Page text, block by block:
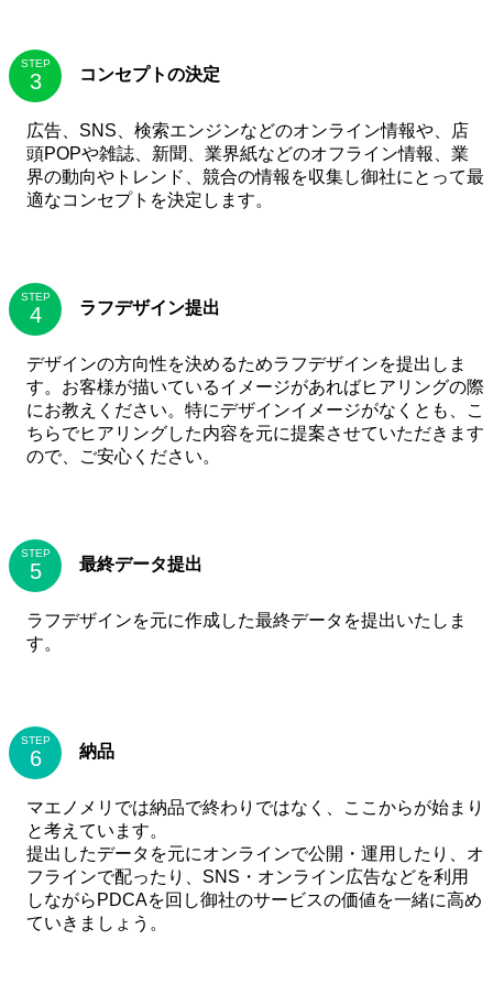
STEP
コンセプトの決定
広告、SNS、検索エンジンなどのオンライン情報や、店
頭POPや雑誌、新聞、業界紙などのオフライン情報、業
界の動向やトレンド、競合の情報を収集し御社にとって最
適なコンセプトを決定します。
STEP
ラフデザイン提出
デザインの方向性を決めるためラフデザインを提出しま
す。お客様が描いているイメージがあればヒアリングの際
にお教えください。特にデザインイメージがなくとも、こ
ちらでヒアリングした内容を元に提案させていただきます
ので、ご安心ください。
STEP
最終データ提出
ラフデザインを元に作成した最終データを提出いたしま
す。
STEP
納品
マエノメリでは納品で終わりではなく、ここからが始まり
と考えています。
提出したデータを元にオンラインで公開・運用したり、オ
フラインで配ったり、SNS・オンライン広告などを利用
しながらPDCAを回し御社のサービスの価値を一緒に高め
ていきましょう。